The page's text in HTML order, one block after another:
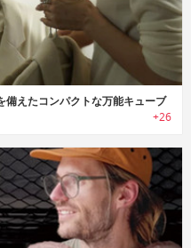
えたコンパクトな万能キューブ
+26